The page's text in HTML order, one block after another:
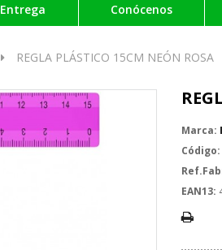
Entrega Conócenos
REGLA PLÁSTICO 15CM NEÓN ROSA
Marca:
Código:
EAN13: